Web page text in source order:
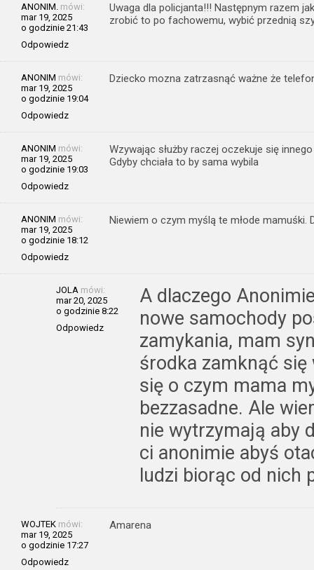
ANONIM. mówi:
mar 19, 2025
o godzinie 21:43
Odpowiedz
Uwaga dla policjanta!!! Następnym razem
zrobić to po fachowemu, wybić przednią
ANONIM mówi:
mar 19, 2025
o godzinie 19:04
Odpowiedz
Dziecko mozna zatrzasnąć ważne że
ANONIM mówi:
mar 19, 2025
o godzinie 19:03
Odpowiedz
Wzywając służby raczej oczekuje się
Gdyby chciała to by sama wybila
ANONIM mówi:
mar 19, 2025
o godzinie 18:12
Odpowiedz
Niewiem o czym myślą te młode mamuśki.
JOLA mówi:
mar 20, 2025
o godzinie 8:22
Odpowiedz
A dlaczego
nowe samochody
zamykania, mam
środka zamknąć się
się o czym mama
bezzasadne. Ale
nie wytrzymają aby
ci anonimie abyś
ludzi biorąc od nich
WOJTEK mówi:
mar 19, 2025
o godzinie 17:27
Odpowiedz
Amarena